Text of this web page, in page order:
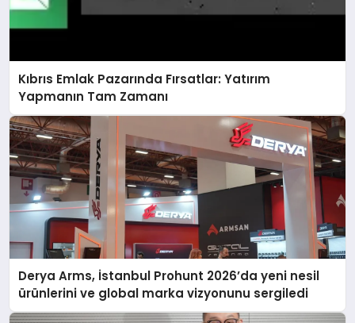
Kıbrıs Emlak Pazarında Fırsatlar: Yatırım
Yapmanın Tam Zamanı
Derya Arms, İstanbul Prohunt 2026’da yeni nesil
ürünlerini ve global marka vizyonunu sergiledi